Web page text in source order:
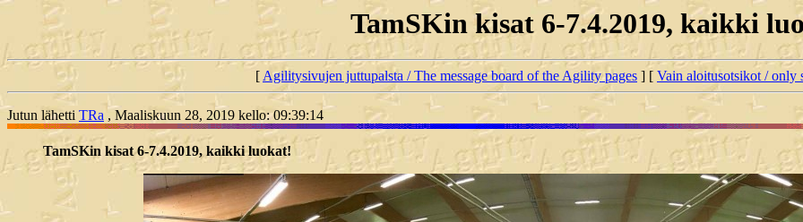
TamSKin kisat 6-7.4.2019, kaikki
[Agilitysivujen juttupalsta / The message board of the Agility pages ] [ Vain aloitusotsikot / only
Jutun lähetti TRa , Maaliskuun 28, 2019 kello: 09:39:14
TamSKin kisat 6-7.4.2019, kaikki luokat!